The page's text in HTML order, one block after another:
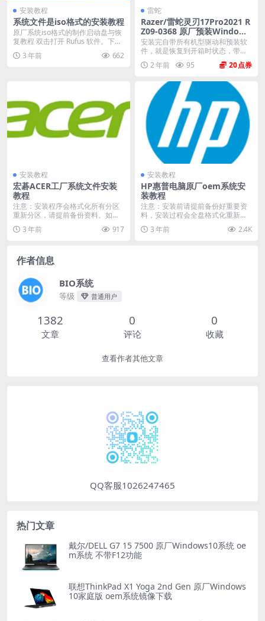
安装教程
系统文件是iso格式的安装教程
原厂系统iso格式的制作启动盘与恢
复教程 双击打开 Rufus 软件。下载
地址：...
3 年前 662
雷蛇
Razer/雷蛇灵刃17Pro2021 R
Z09-0368 原厂预装Windows
11系统 oem出厂系统
安装完自带所有机型驱动和预装软
件，就是恢复到开箱时状态，带隐
藏恢复分区。 格式：...
2 年前 95 20
安装教程
宏碁ACER工厂系统文件安装
教程
注意：安装程序会格式化所有分区
重新分区，请提前备份资料。如果
有两个以上硬盘或者加...
3 年前 917
安装教程
HP惠普电脑原厂oem系统安
装教程
注意：安装前请提前备份好重要资
料，安装过程会全盘格式化重新分
区。如果电脑有两个以...
3 年前 2.4K
作者信息
BIO系统
等级 普通用户
1382
文章
0
评论
0
收藏
查看作者其他文章
QQ客服1026247465
热门文章
戴尔/DELL G7 15 7500 原厂Windows10系统 oe
m系统 不带F12功能
联想ThinkPad X1 Yoga 2nd Gen 原厂Windows
10家庭版 oem系统镜像下载